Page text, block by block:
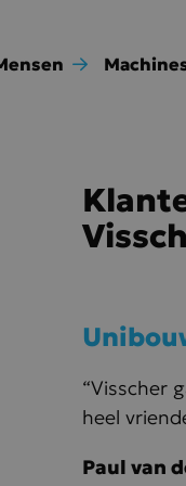
“Visscher
heel
Paul van